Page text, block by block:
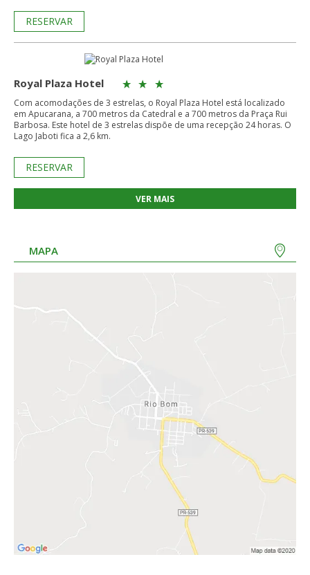
RESERVAR
Royal Plaza Hotel
Com acomodações de 3 estrelas, o Royal Plaza Hotel está localizado
em Apucarana, a 700 metros da Catedral e a 700 metros da Praça Rui
Barbosa. Este hotel de 3 estrelas dispõe de uma recepção 24 horas. O
Lago Jaboti fica a 2,6 km.
RESERVAR
VER MAIS
MAPA